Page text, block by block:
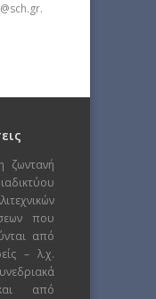
ζωντανή
που
από
– λ.χ.
από